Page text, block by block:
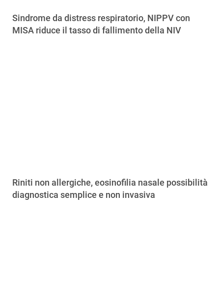
Sindrome da distress respiratorio, NIPPV con
MISA riduce il tasso di fallimento della NIV
Riniti non allergiche, eosinofilia nasale possibilità
diagnostica semplice e non invasiva